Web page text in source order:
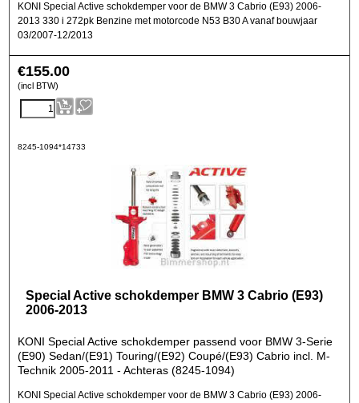
KONI Special Active schokdemper voor de BMW 3 Cabrio (E93) 2006-
2013 330 i 272pk Benzine met motorcode N53 B30 A vanaf bouwjaar
03/2007-12/2013
€155.00
(incl BTW)
8245-1094*14733
Special Active schokdemper BMW 3 Cabrio (E93)
2006-2013
KONI Special Active schokdemper passend voor BMW 3-Serie
(E90) Sedan/(E91) Touring/(E92) Coupé/(E93) Cabrio incl. M-
Technik 2005-2011 - Achteras (8245-1094)
KONI Special Active schokdemper voor de BMW 3 Cabrio (E93) 2006-